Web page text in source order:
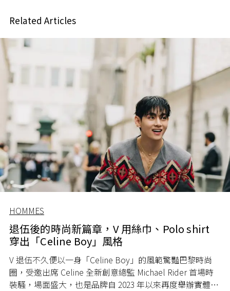
Related Articles
HOMMES
退伍後的時尚新篇章，V 用絲巾、Polo shirt
穿出「Celine Boy」風格
V 退伍不久便以一身「Celine Boy」的風範驚豔巴黎時尚
圈，受邀出席 Celine 全新創意總監 Michael Rider 首場時
裝騷，場面盛大，也是品牌自 2023 年以來再度舉辦實體